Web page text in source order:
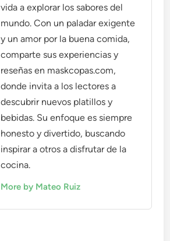
vida a explorar los sabores del
mundo. Con un paladar exigente
y un amor por la buena comida,
comparte sus experiencias y
reseñas en maskcopas.com,
donde invita a los lectores a
descubrir nuevos platillos y
bebidas. Su enfoque es siempre
honesto y divertido, buscando
inspirar a otros a disfrutar de la
cocina.
More by Mateo Ruiz